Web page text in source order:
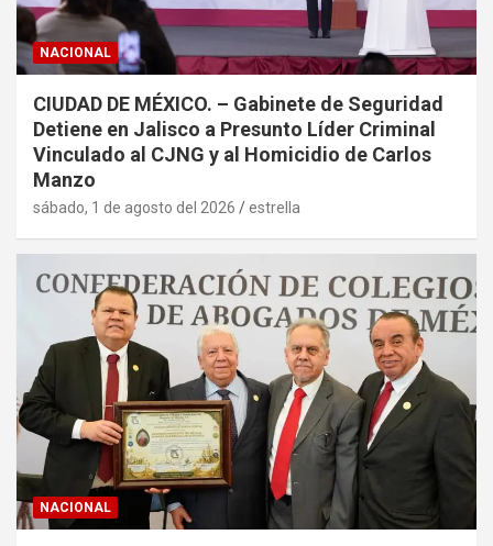
NACIONAL
CIUDAD DE MÉXICO. – Gabinete de Seguridad
Detiene en Jalisco a Presunto Líder Criminal
Vinculado al CJNG y al Homicidio de Carlos
Manzo
sábado, 1 de agosto del 2026 estrella
NACIONAL